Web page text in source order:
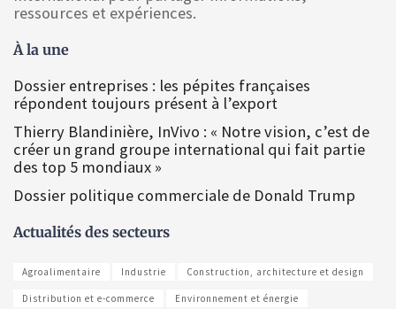
ressources et expériences.
À la une
Dossier entreprises : les pépites françaises
répondent toujours présent à l’export
Thierry Blandinière, InVivo : « Notre vision, c’est de
créer un grand groupe international qui fait partie
des top 5 mondiaux »
Dossier politique commerciale de Donald Trump
Actualités des secteurs
Agroalimentaire Industrie Construction, architecture et design
Distribution et e-commerce Environnement et énergie